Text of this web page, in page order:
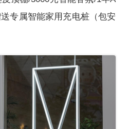
专属智能家用充电桩（包安